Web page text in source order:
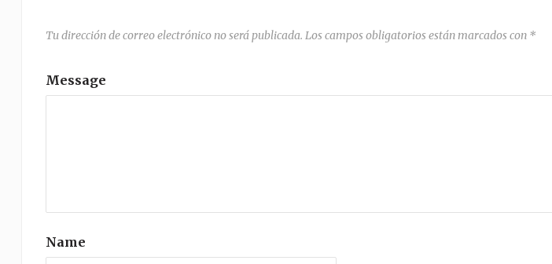
Tu dirección de correo electrónico no será publicada. Los campos obligatorios están marcados con *
Message
Name